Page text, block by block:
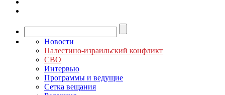
Новости
Палестино-израильский конфликт
СВО
Интервью
Программы и ведущие
Сетка вещания